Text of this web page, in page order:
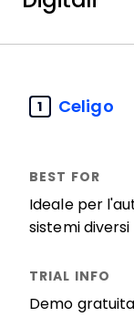
1 Celigo
Ideale per
sistemi diversi
Demo